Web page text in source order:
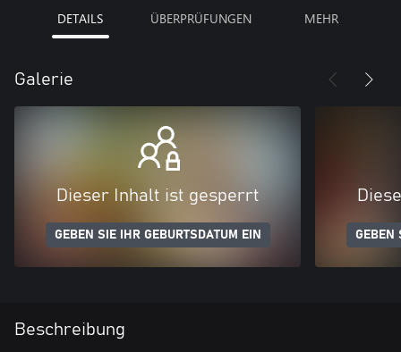
DETAILS ÜBERPRÜFUNGEN MEHR
Galerie
Dieser Inhalt ist gesperrt
GEBEN SIE IHR GEBURTSDATUM EIN GEBEN
Beschreibung